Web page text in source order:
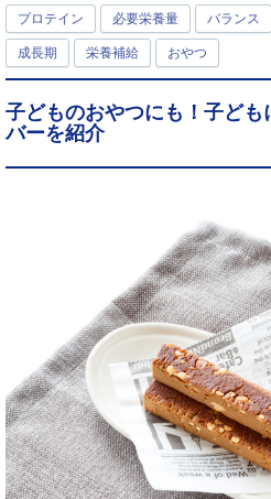
プロテイン 必要栄養量 バランス
成長期 栄養補給 おやつ
子どものおやつにも！子ど
バーを紹介